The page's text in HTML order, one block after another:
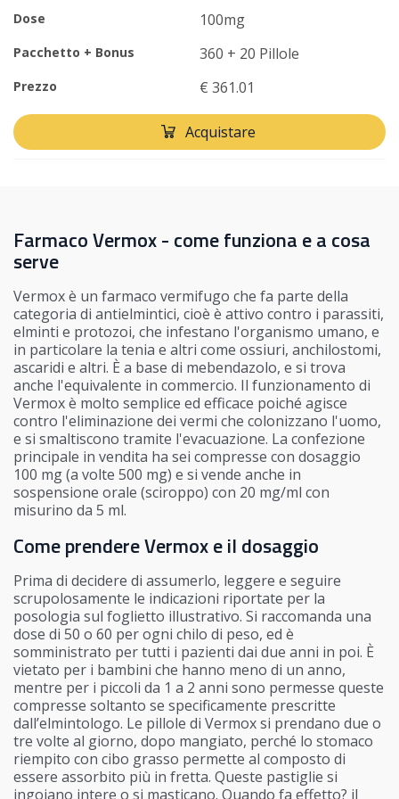
Dose 100mg
Pacchetto + Bonus 360 + 20 Pillole
Prezzo € 361.01
Acquistare
Farmaco Vermox - come funziona e a cosa
serve
Vermox è un farmaco vermifugo che fa parte della
categoria di antielmintici, cioè è attivo contro i parassiti,
elminti e protozoi, che infestano l'organismo umano, e
in particolare la tenia e altri come ossiuri, anchilostomi,
ascaridi e altri. È a base di mebendazolo, e si trova
anche l'equivalente in commercio. Il funzionamento di
Vermox è molto semplice ed efficace poiché agisce
contro l'eliminazione dei vermi che colonizzano l'uomo,
e si smaltiscono tramite l'evacuazione. La confezione
principale in vendita ha sei compresse con dosaggio
100 mg (a volte 500 mg) e si vende anche in
sospensione orale (sciroppo) con 20 mg/ml con
misurino da 5 ml.
Come prendere Vermox e il dosaggio
Prima di decidere di assumerlo, leggere e seguire
scrupolosamente le indicazioni riportate per la
posologia sul foglietto illustrativo. Si raccomanda una
dose di 50 o 60 per ogni chilo di peso, ed è
somministrato per tutti i pazienti dai due anni in poi. È
vietato per i bambini che hanno meno di un anno,
mentre per i piccoli da 1 a 2 anni sono permesse queste
compresse soltanto se specificamente prescritte
dall’elmintologo. Le pillole di Vermox si prendano due o
tre volte al giorno, dopo mangiato, perché lo stomaco
riempito con cibo grasso permette al composto di
essere assorbito più in fretta. Queste pastiglie si
ingoiano intere o si masticano. Quando fa effetto? il